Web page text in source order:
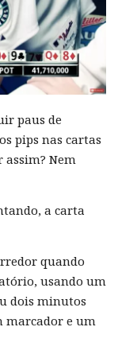
paus de
pips nas cartas
Nem
a carta
quando
usando um
dois minutos
marcador e um